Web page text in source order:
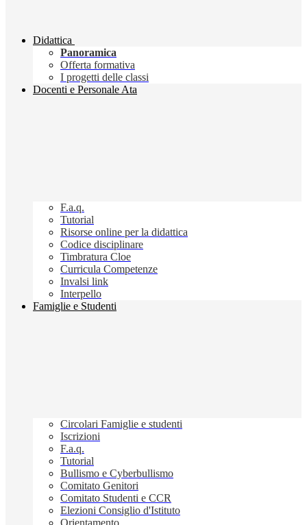
Didattica
Panoramica
Offerta formativa
I progetti delle classi
Docenti e Personale Ata
F.a.q.
Tutorial
Risorse online per la didattica
Codice disciplinare
Timbratura Cloe
Curricula Competenze
Invalsi link
Interpello
Famiglie e Studenti
Circolari Famiglie e studenti
Iscrizioni
F.a.q.
Tutorial
Bullismo e Cyberbullismo
Comitato Genitori
Comitato Studenti e CCR
Elezioni Consiglio d'Istituto